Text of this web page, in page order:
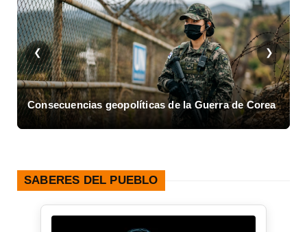
❮
Consecuencias geopolíticas de la Guerra de Corea
❯
SABERES DEL PUEBLO